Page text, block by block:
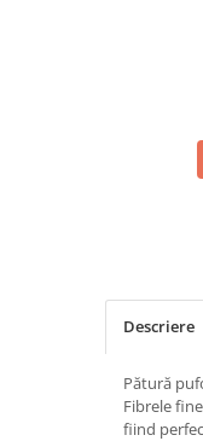
Descriere
Pătură
Fibrele
fiind